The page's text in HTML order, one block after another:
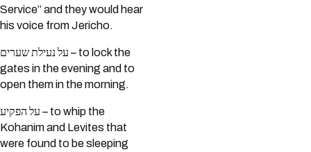
Service” and they would hear
his voice from Jericho.
על נעילת שערים – to lock the
gates in the evening and to
open them in the morning.
על הפקיע – to whip the
Kohanim and Levites that
were found to be sleeping